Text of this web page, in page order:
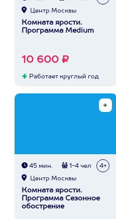
Центр Москвы
Комната ярости.
Программа Medium
10 600 ₽
Работает круглый год
45 мин. 1-4 чел 4+
Центр Москвы
Комната ярости.
Программа Сезонное
обострение